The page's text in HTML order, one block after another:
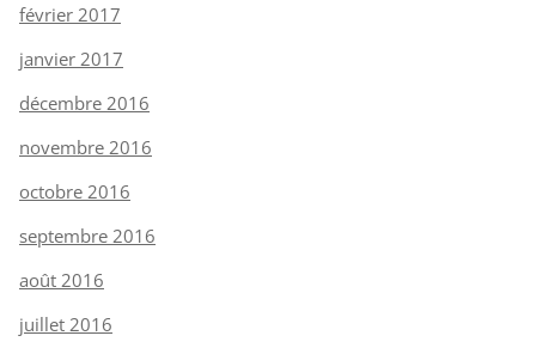
février 2017
janvier 2017
décembre 2016
novembre 2016
octobre 2016
septembre 2016
août 2016
juillet 2016